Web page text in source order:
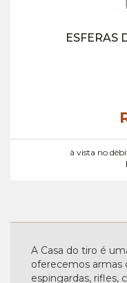
ESFERAS
à vista no
A Casa do tiro é
oferecemos armas
espingardas, rifles,